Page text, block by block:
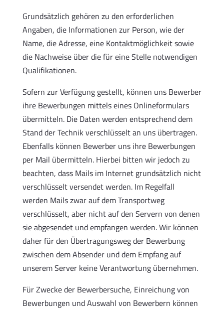
Grundsätzlich gehören zu den erforderlichen
Angaben, die Informationen zur Person, wie der
Name, die Adresse, eine Kontaktmöglichkeit sowie
die Nachweise über die für eine Stelle notwendigen
Qualifikationen.
Sofern zur Verfügung gestellt, können uns Bewerber
ihre Bewerbungen mittels eines Onlineformulars
übermitteln. Die Daten werden entsprechend dem
Stand der Technik verschlüsselt an uns übertragen.
Ebenfalls können Bewerber uns ihre Bewerbungen
per Mail übermitteln. Hierbei bitten wir jedoch zu
beachten, dass Mails im Internet grundsätzlich nicht
verschlüsselt versendet werden. Im Regelfall
werden Mails zwar auf dem Transportweg
verschlüsselt, aber nicht auf den Servern von denen
sie abgesendet und empfangen werden. Wir können
daher für den Übertragungsweg der Bewerbung
zwischen dem Absender und dem Empfang auf
unserem Server keine Verantwortung übernehmen.
Für Zwecke der Bewerbersuche, Einreichung von
Bewerbungen und Auswahl von Bewerbern können